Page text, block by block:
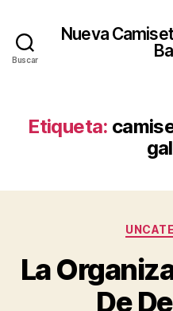
Buscar
Nueva
Etiqueta:
La
De